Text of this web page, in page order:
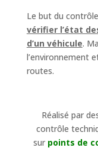
Le but du
vérifier l’état
d’un véhicule.
l’environnement
routes.
Réalisé par
contrôle
sur points de